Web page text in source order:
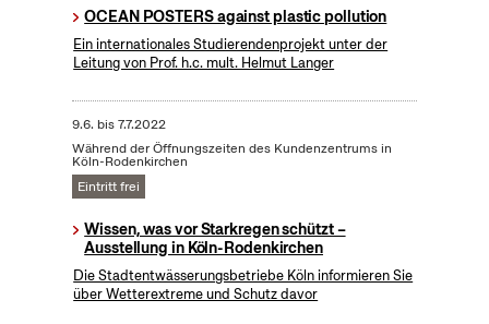
OCEAN POSTERS against plastic pollution
Ein internationales Studierendenprojekt unter der
Leitung von Prof. h.c. mult. Helmut Langer
9.6. bis7.7.2022
Während der Öffnungszeiten des Kundenzentrums in
Köln-Rodenkirchen
Eintritt frei
Wissen, was vor Starkregen schützt –
Ausstellung in Köln-Rodenkirchen
Die Stadtentwässerungsbetriebe Köln informieren Sie
über Wetterextreme und Schutz davor